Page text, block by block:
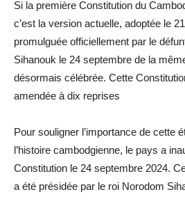
Si la première Constitution du
c’est la version actuelle, adoptée le
promulguée officiellement par le
Sihanouk le 24 septembre de la
désormais célébrée. Cette
amendée à dix reprises
Pour souligner l’importance de cette
l’histoire cambodgienne, le pays a
Constitution le 24 septembre 2024.
a été présidée par le roi Norodom